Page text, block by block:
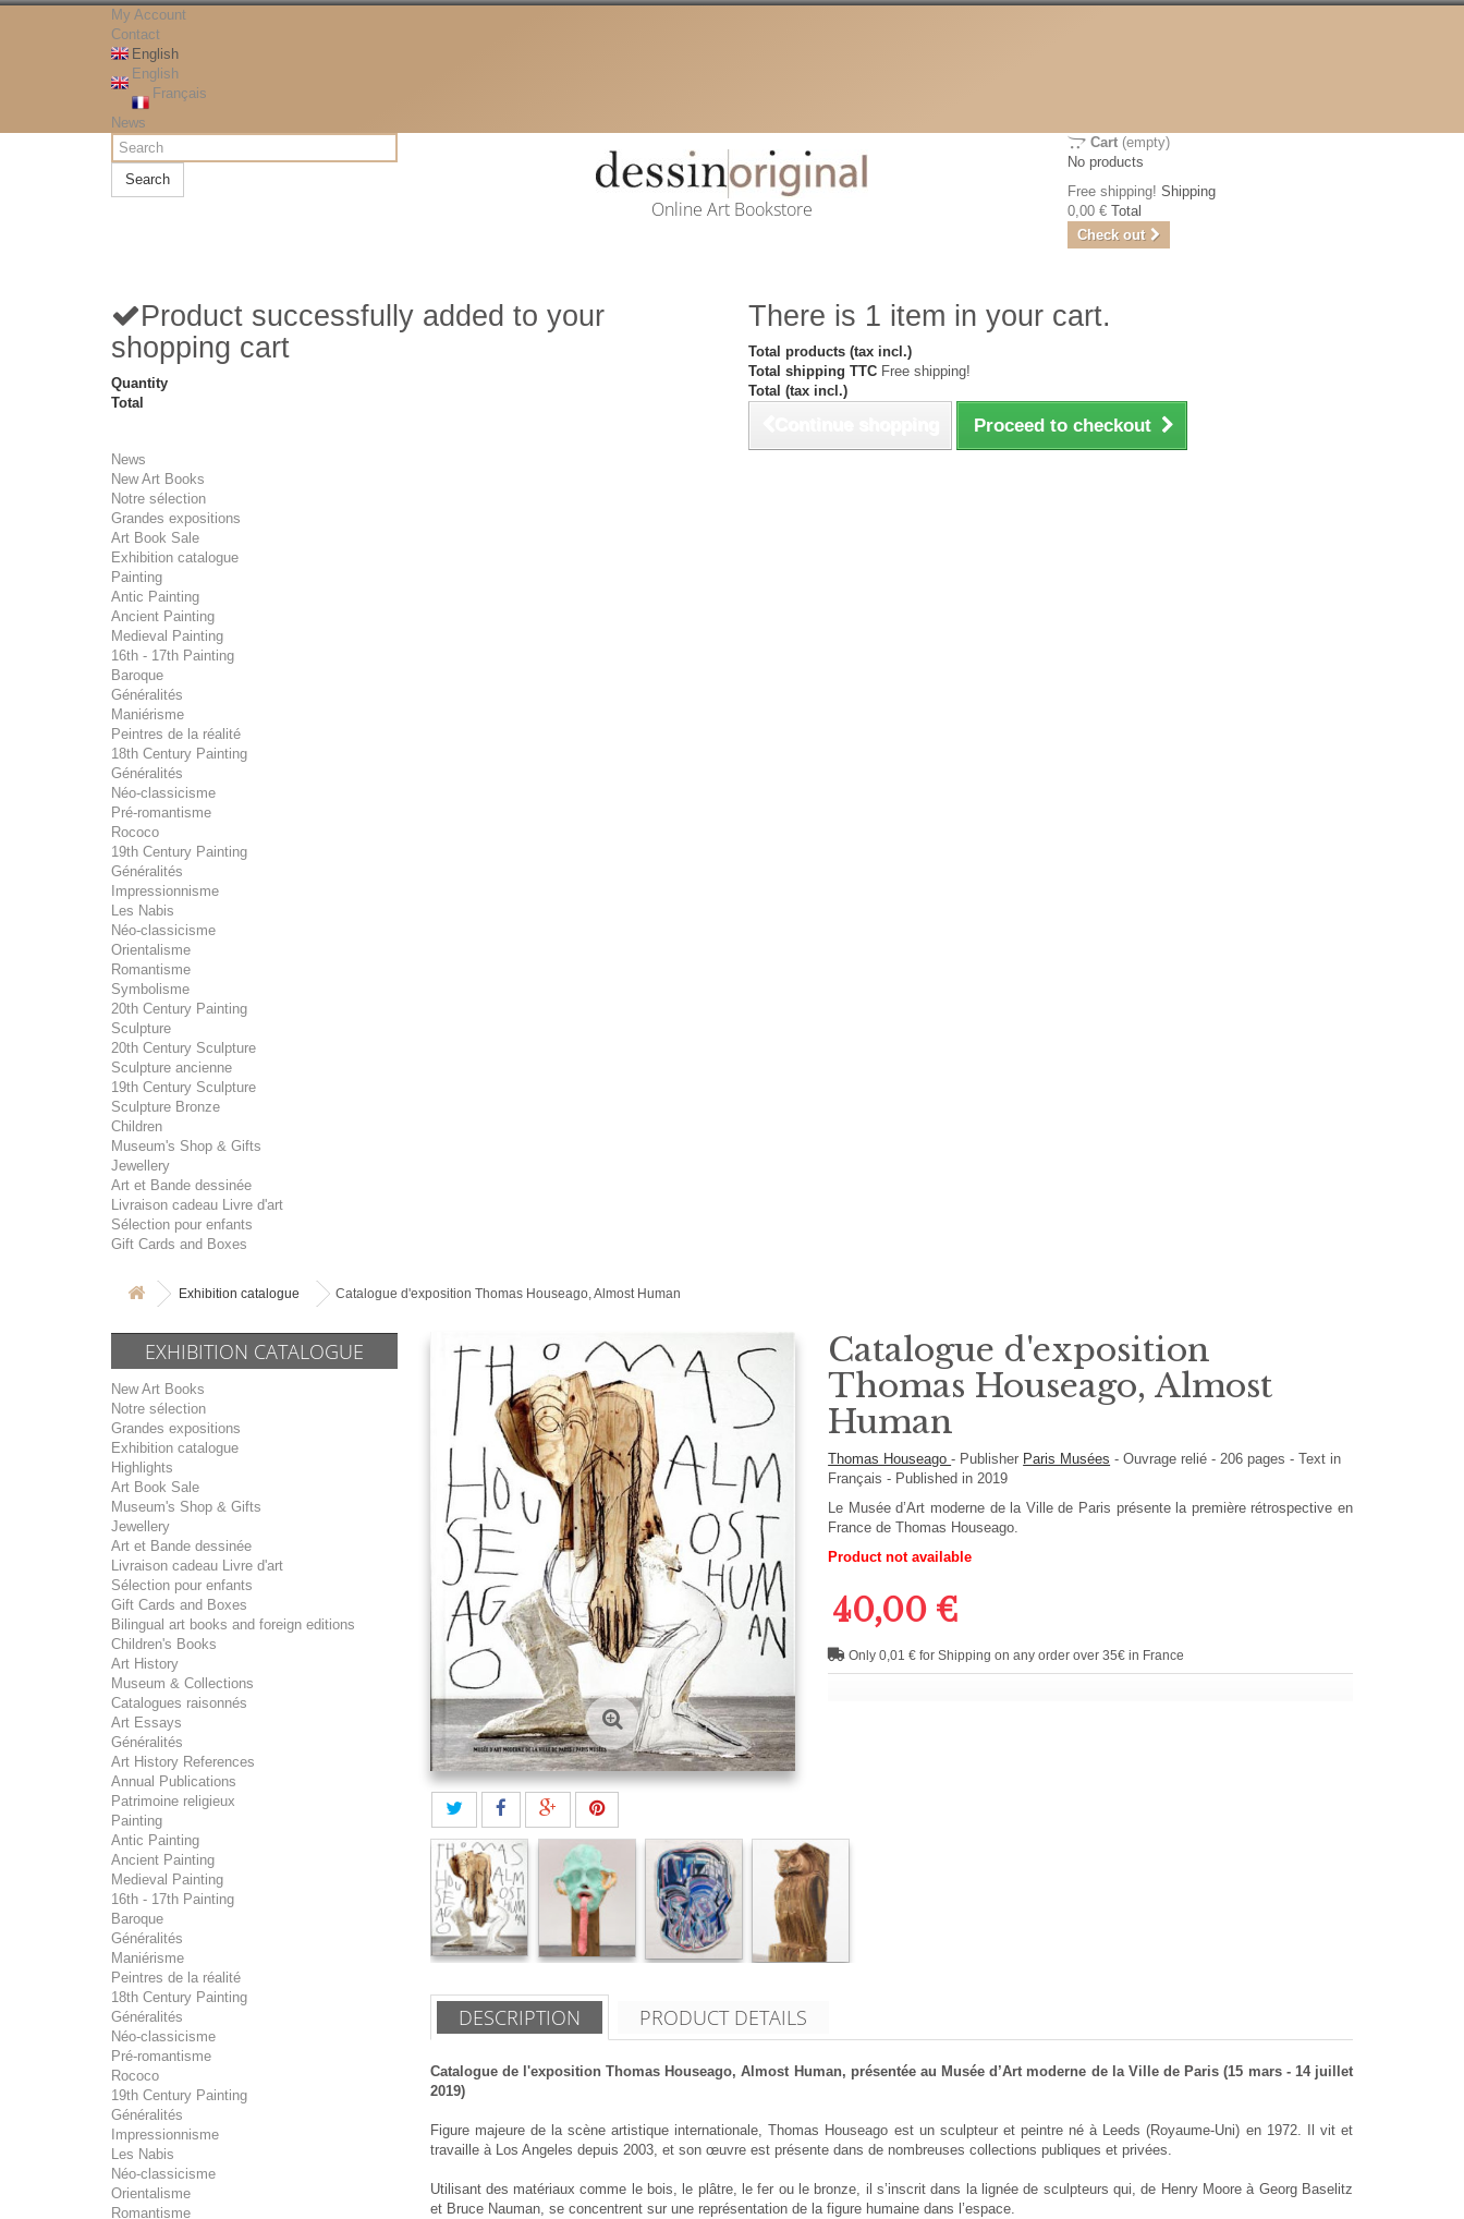
My Account
Contact
English
English
Français
News
Search
Online Art Bookstore
Cart (empty)
No products
Free shipping! Shipping
0,00 € Total
Check out
Product successfully added to your
shopping cart
Quantity
Total
There is 1 item in your cart.
Total products (tax incl.)
Total shipping TTC Free shipping!
Total (tax incl.)
Proceed to checkout
News
New Art Books
Notre sélection
Grandes expositions
Art Book Sale
Exhibition catalogue
Painting
Antic Painting
Ancient Painting
Medieval Painting
16th - 17th Painting
Baroque
Généralités
Maniérisme
Peintres de la réalité
18th Century Painting
Généralités
Néo-classicisme
Pré-romantisme
Rococo
19th Century Painting
Généralités
Impressionnisme
Les Nabis
Néo-classicisme
Orientalisme
Romantisme
Symbolisme
20th Century Painting
Sculpture
20th Century Sculpture
Sculpture ancienne
19th Century Sculpture
Sculpture Bronze
Children
Museum's Shop & Gifts
Jewellery
Art et Bande dessinée
Livraison cadeau Livre d'art
Sélection pour enfants
Gift Cards and Boxes
Exhibition catalogue Catalogue d'exposition Thomas Houseago, Almost Human
EXHIBITION CATALOGUE
New Art Books
Notre sélection
Grandes expositions
Exhibition catalogue
Highlights
Art Book Sale
Museum's Shop & Gifts
Jewellery
Art et Bande dessinée
Livraison cadeau Livre d'art
Sélection pour enfants
Gift Cards and Boxes
Bilingual art books and foreign editions
Children's Books
Art History
Museum & Collections
Catalogues raisonnés
Art Essays
Généralités
Art History References
Annual Publications
Patrimoine religieux
Painting
Antic Painting
Ancient Painting
Medieval Painting
16th - 17th Painting
Baroque
Généralités
Maniérisme
Peintres de la réalité
18th Century Painting
Généralités
Néo-classicisme
Pré-romantisme
Rococo
19th Century Painting
Généralités
Impressionnisme
Les Nabis
Néo-classicisme
Orientalisme
Romantisme
Catalogue d'exposition
Thomas Houseago, Almost
Human
Thomas Houseago- Publisher Paris Musées -Ouvrage relié-206pages -Text in
Français- Published in 2019
Le Musée d’Art moderne de la Ville de Paris présente la première rétrospective en
France de Thomas Houseago.
Product not available
40,00 €
Only 0,01 € for Shipping on any order over 35€ in France
DESCRIPTION PRODUCT DETAILS
Catalogue de l'exposition Thomas Houseago, Almost Human, présentée au Musée d’Art moderne de la Ville de Paris (15 mars - 14 juillet
2019)
Figure majeure de la scène artistique internationale, Thomas Houseago est un sculpteur et peintre né à Leeds (Royaume-Uni) en 1972. Il vit et
travaille à Los Angeles depuis 2003, et son œuvre est présente dans de nombreuses collections publiques et privées.
Utilisant des matériaux comme le bois, le plâtre, le fer ou le bronze, il s’inscrit dans la lignée de sculpteurs qui, de Henry Moore à Georg Baselitz
et Bruce Nauman, se concentrent sur une représentation de la figure humaine dans l’espace.